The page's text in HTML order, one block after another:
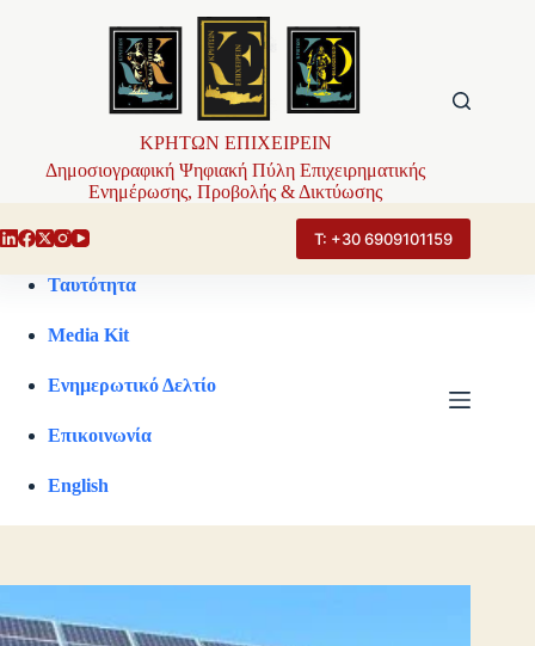
ΚΡΗΤΩΝ ΕΠΙΧΕΙΡΕΙΝ
Δημοσιογραφική Ψηφιακή Πύλη Επιχειρηματικής
Ενημέρωσης, Προβολής & Δικτύωσης
Τ: +30 6909101159
Ταυτότητα
Media Kit
Ενημερωτικό Δελτίο
Επικοινωνία
English